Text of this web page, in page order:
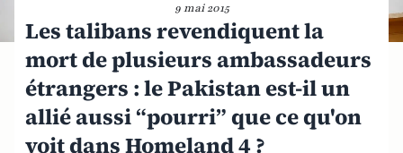
9 mai 2015
Les talibans revendiquent la
mort de plusieurs ambassadeurs
étrangers : le Pakistan est-il un
allié aussi “pourri” que ce qu'on
voit dans Homeland 4 ?